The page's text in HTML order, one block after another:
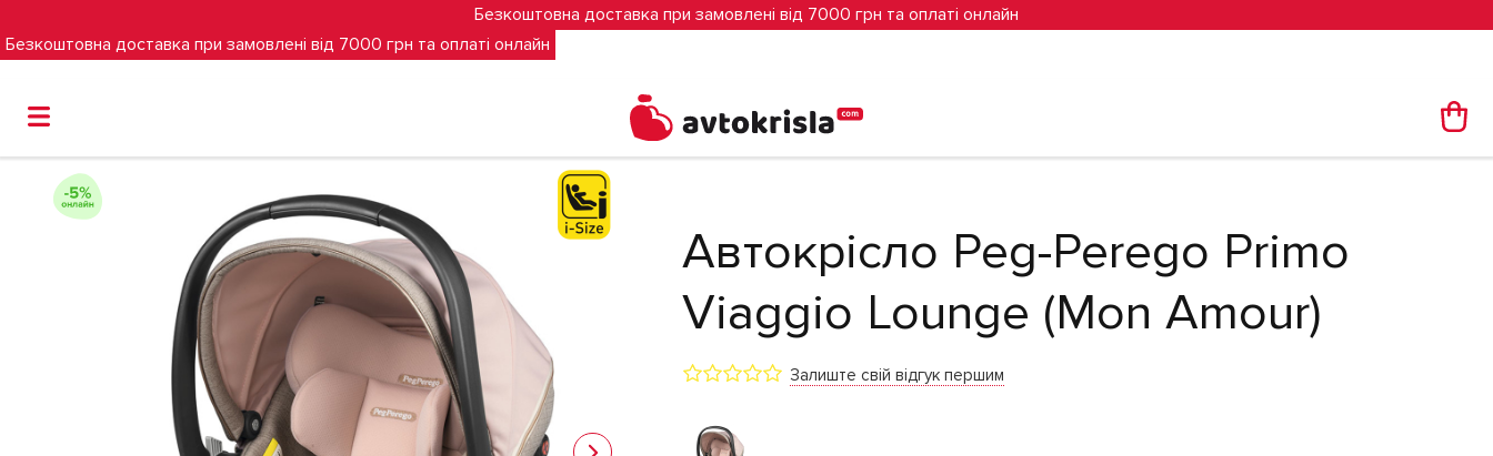
Безкоштовна доставка при замовлені від 7000 грн та оплаті онлайн
Безкоштовна доставка при замовлені від 7000 грн та оплаті онлайн
Автокрісло Peg-Perego Primo Viaggio Lounge (Mon Amour)
Автокрісло Peg-Perego Primo
Viaggio Lounge (Mon Amour)
Залиште свій відгук першим